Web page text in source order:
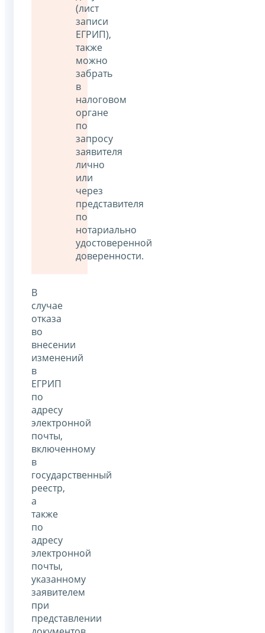
(лист
записи
ЕГРИП),
также
можно
забрать
в
налоговом
органе
по
запросу
заявителя
лично
или
через
представителя
по
нотариально
удостоверенной
доверенности.
В
случае
отказа
во
внесении
изменений
в
ЕГРИП
по
адресу
электронной
почты,
включенному
в
государственный
реестр,
а
также
по
адресу
электронной
почты,
указанному
заявителем
при
представлении